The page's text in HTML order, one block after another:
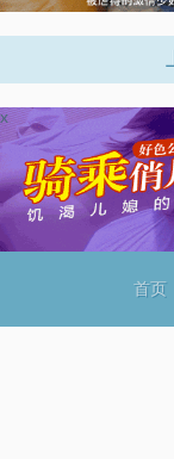
x
首页